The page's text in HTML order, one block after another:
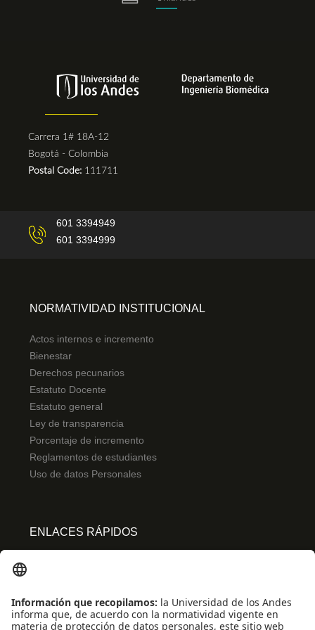
Carrera 1# 18A-12
Bogotá - Colombia
Postal Code: 111711
601 3394949
601 3394999
NORMATIVIDAD INSTITUCIONAL
Actos internos e incremento
Bienestar
Derechos pecunarios
Estatuto Docente
Estatuto general
Ley de transparencia
Porcentaje de incremento
Reglamentos de estudiantes
Uso de datos Personales
ENLACES RÁPIDOS
Convivencia y transparencia
Emergencias: Extensión 0000